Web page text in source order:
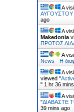
A
ΑΥΓΟΥΣΤΟΥ
ago
A
Makedonia
ΠΡΩΤΟΣ
A
News - Η
A
viewed "
" 1 hr 36
A
"ΔΙΑΒΑΣΤΕ
39 mins ago